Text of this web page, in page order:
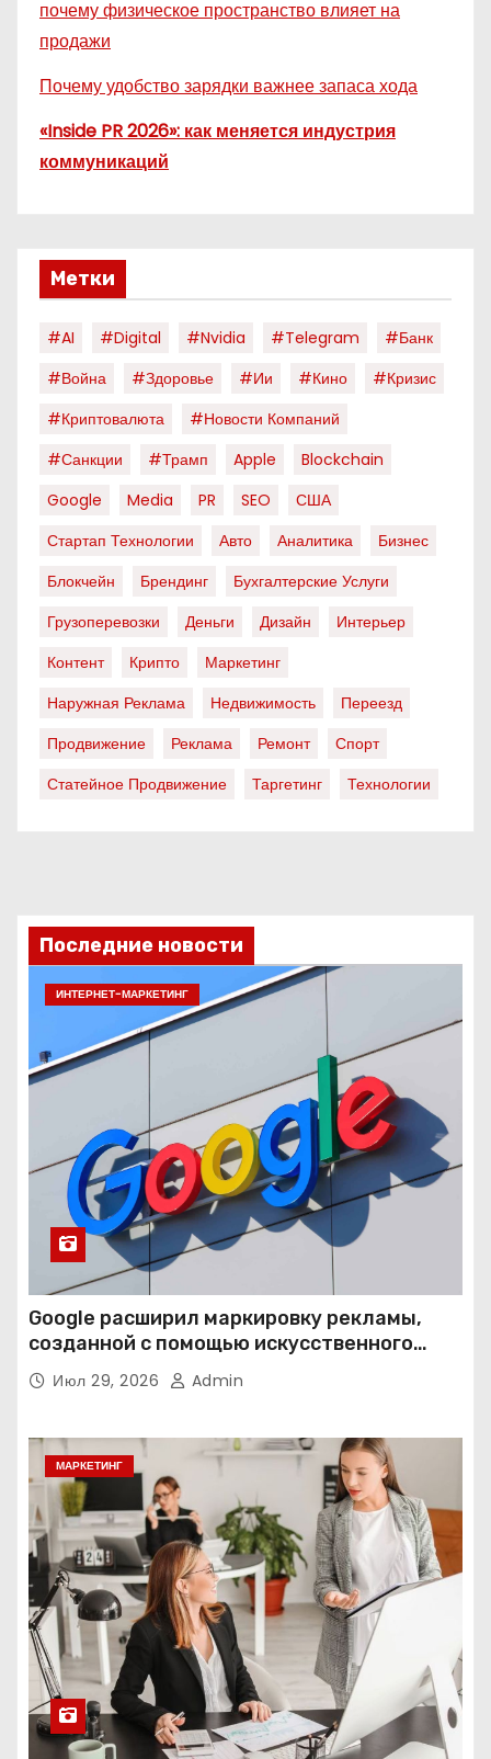
почему физическое пространство влияет на
продажи
Почему удобство зарядки важнее запаса хода
«Inside PR 2026»: как меняется индустрия
коммуникаций
Метки
#AI #digital #nvidia #telegram
#банк
#война
#здоровье #ии #кино
#кризис
#криптовалюта
#новости Компаний
#санкции
#трамп Apple
Blockchain
Google
Media PR SEO
США
Стартап Технологии
Авто Аналитика
Бизнес
Блокчейн
Брендинг
Бухгалтерские Услуги
Грузоперевозки
Деньги Дизайн
Интерьер
Контент
Крипто
Маркетинг
Наружная Реклама
Недвижимость
Переезд
Продвижение
Реклама Ремонт
Спорт
Статейное Продвижение
Таргетинг Технологии
Последние новости
ИНТЕРНЕТ-МАРКЕТИНГ
Google расширил маркировку рекламы,
созданной с помощью искусственного
интеллекта
Июл 29, 2026 Admin
МАРКЕТИНГ